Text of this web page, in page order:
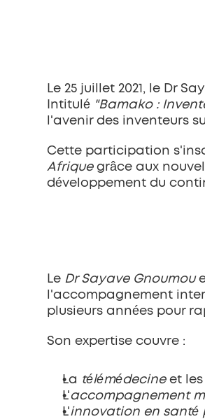
Le 25 juillet 2021, le Dr
Intitulé "Bamako :
l'avenir des inventeurs
Cette participation
Afrique grâce aux
développement du
Le Dr Sayave Gnoumou
l'accompagnement
plusieurs années pour
Son expertise couvre :
La télémédecine et les
L'accompagnement
L'innovation en santé